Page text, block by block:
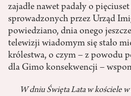
zajadłe nawet padały o
sprowadzonych przez Urząd
powiedziano, dnia onego
telewizji wiadomym się stało
królestwa, o czym – z powodu
dla Gimo konsekwencji –
W dniu Święta Lata w kościele